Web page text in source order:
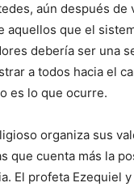
aún después de
aquellos que el
debería ser una
a todos hacia el
es lo que ocurre.
organiza sus
que cuenta más la
El profeta Ezequiel